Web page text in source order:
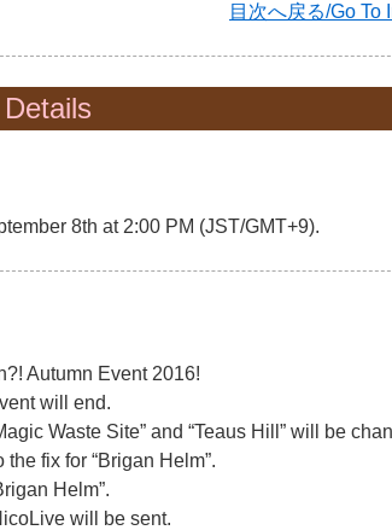
目次へ戻る/Go To
8th at 2:00 PM (JST/GMT+9).
Autumn Event 2016!
will end.
Waste Site” and “Teaus Hill” will be
fix for “Brigan Helm”.
Helm”.
will be sent.